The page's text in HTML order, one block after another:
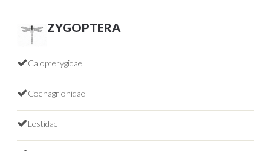
ZYGOPTERA
Calopterygidae
Coenagrionidae
Lestidae